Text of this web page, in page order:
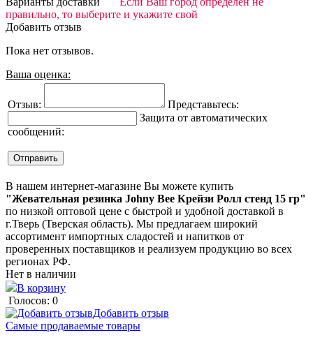
правильно, то выберите и укажите свой
Добавить отзыв
Пока нет отзывов.
Ваша оценка:
Отзыв:
Представьтесь:
Защита от автоматических
сообщений:
В нашем интернет-магазине Вы можете купить
"Жевательная резинка Johny Bee Крейзи Ролл стенд 15 гр"
по низкой оптовой цене с быстрой и удобной доставкой в
г.Тверь (Тверская область). Мы предлагаем широкий
ассортимент импортных сладостей и напитков от
проверенных поставщиков и реализуем продукцию во всех
регионах РФ.
Нет в наличии
В корзину
Голосов: 0
Добавить отзыв
Самые продаваемые товары